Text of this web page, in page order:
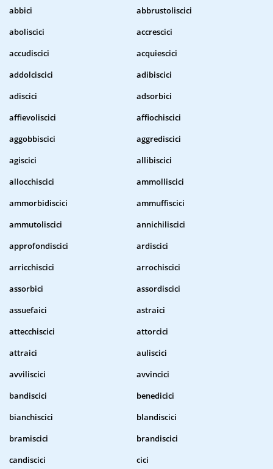
abbici
abbrustoliscici
aboliscici
accrescici
accudiscici
acquiescici
addolciscici
adibiscici
adiscici
adsorbici
affievoliscici
affiochiscici
aggobbiscici
aggrediscici
agiscici
allibiscici
allocchiscici
ammolliscici
ammorbidiscici
ammuffiscici
ammutoliscici
annichiliscici
approfondiscici
ardiscici
arricchiscici
arrochiscici
assorbici
assordiscici
assuefaici
astraici
attecchiscici
attorcici
attraici
auliscici
avviliscici
avvincici
bandiscici
benedicici
bianchiscici
blandiscici
bramiscici
brandiscici
candiscici
cici